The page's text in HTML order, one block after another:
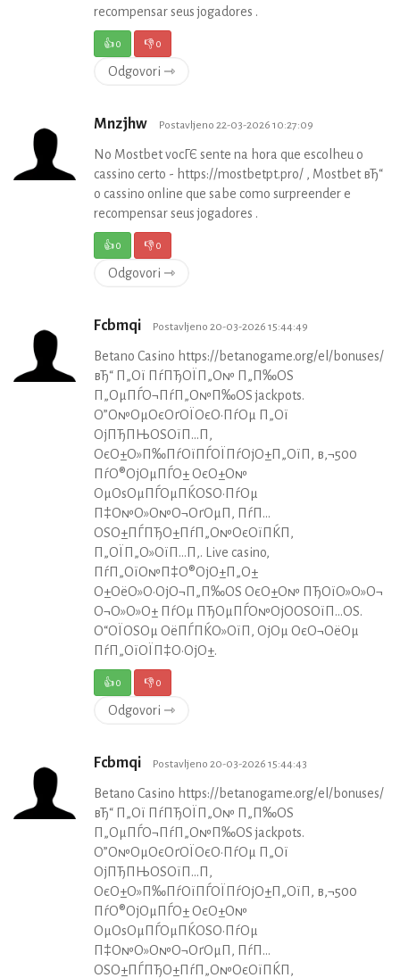
recompensar seus jogadores .
👍0 👎0
Odgovori ⇾
Mnzjhw Postavljeno 22-03-2026 10:27:09
No Mostbet vocГЄ sente na hora que escolheu o
cassino certo - https://mostbetpt.pro/ , Mostbet вЂ“
o cassino online que sabe como surpreender e
recompensar seus jogadores .
👍0 👎0
Odgovori ⇾
Fcbmqi Postavljeno 20-03-2026 15:44:49
Betano Casino https://betanogame.org/el/bonuses/
вЂ“ П„Ої ПѓПЂОЇП„О№ П„П‰ОЅ
П„ОµПЃО¬ПѓП„О№П‰ОЅ jackpots.
О”О№ОµОєОґОЇОєО·ПѓОµ П„Ої
ОјПЂПЊОЅОїП…П‚
ОєО±О»П‰ПѓОїПЃОЇПѓОјО±П„ОїП‚ в‚¬500
ПѓО®ОјОµПЃО± ОєО±О№
ОµОѕОµПЃОµПЌОЅО·ПѓОµ
П‡О№О»О№О¬ОґОµП‚ ПѓП…
ОЅО±ПЃПЂО±ПѓП„О№ОєОїПЌП‚
П„ОЇП„О»ОїП…П‚. Live casino,
ПѓП„ОїО№П‡О®ОјО±П„О±
О±ОёО»О·ОјО¬П„П‰ОЅ ОєО±О№ ПЂОїО»О»О¬
О¬О»О»О± ПѓОµ ПЂОµПЃО№ОјО­ОЅОїП…ОЅ.
О“ОЇОЅОµ ОёПЃПЌО»ОїП‚ ОјОµ ОєО¬ОёОµ
ПѓП„ОїОЇП‡О·ОјО±.
👍0 👎0
Odgovori ⇾
Fcbmqi Postavljeno 20-03-2026 15:44:43
Betano Casino https://betanogame.org/el/bonuses/
вЂ“ П„Ої ПѓПЂОЇП„О№ П„П‰ОЅ
П„ОµПЃО¬ПѓП„О№П‰ОЅ jackpots.
О”О№ОµОєОґОЇОєО·ПѓОµ П„Ої
ОјПЂПЊОЅОїП…П‚
ОєО±О»П‰ПѓОїПЃОЇПѓОјО±П„ОїП‚ в‚¬500
ПѓО®ОјОµПЃО± ОєО±О№
ОµОѕОµПЃОµПЌОЅО·ПѓОµ
П‡О№О»О№О¬ОґОµП‚ ПѓП…
ОЅО±ПЃПЂО±ПѓП„О№ОєОїПЌП‚